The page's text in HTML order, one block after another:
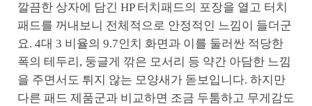
깔끔한 상자에 담긴 HP 터치패드의 포장을 열고 터치
패드를 꺼내보니 전체적으로 안정적인 느낌이 들더군
요. 4대 3 비율의 9.7인치 화면과 이를 둘러싼 적당한
폭의 테두리, 둥글게 깎은 모서리 등 약간 아담한 느낌
을 주면서도 튀지 않는 모양새가 돋보입니다. 하지만
다른 패드 제품군과 비교하면 조금 두툼하고 무게감도